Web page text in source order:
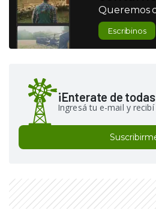
Queremos
Escribinos
¡Enterate de
Ingresá tu e-mail y